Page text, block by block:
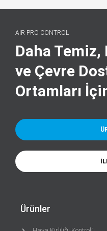
AIR PRO CONTROL
Daha Temiz,
ve Çevre
Ortamları
Ürünler